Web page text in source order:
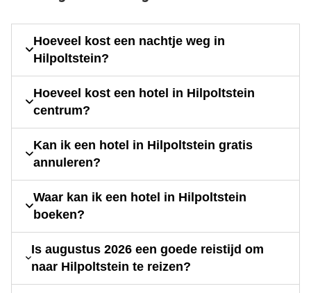
Hoeveel kost een nachtje weg in
Hilpoltstein?
Hoeveel kost een hotel in Hilpoltstein
centrum?
Kan ik een hotel in Hilpoltstein gratis
annuleren?
Waar kan ik een hotel in Hilpoltstein
boeken?
Is augustus 2026 een goede reistijd om
naar Hilpoltstein te reizen?